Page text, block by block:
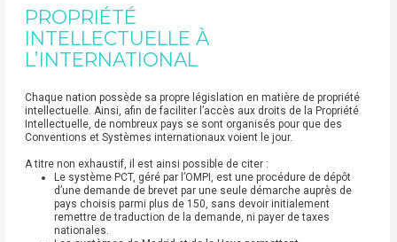
PROPRIÉTÉ
INTELLECTUELLE À
L’INTERNATIONAL
Chaque nation possède sa propre législation en matière de propriété
intellectuelle. Ainsi, afin de faciliter l’accès aux droits de la Propriété
Intellectuelle, de nombreux pays se sont organisés pour que des
Conventions et Systèmes internationaux voient le jour.
A titre non exhaustif, il est ainsi possible de citer :
Le système PCT, géré par l’OMPI, est une procédure de dépôt
d’une demande de brevet par une seule démarche auprès de
pays choisis parmi plus de 150, sans devoir initialement
remettre de traduction de la demande, ni payer de taxes
nationales.